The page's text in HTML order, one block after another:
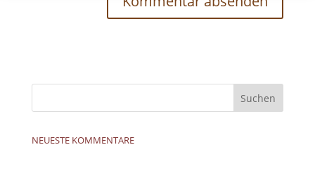
NEUESTE KOMMENTARE